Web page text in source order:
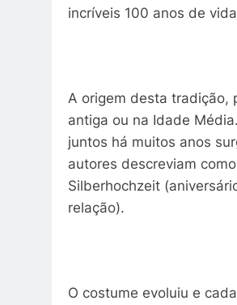
incríveis 100 anos de
A origem desta tradição,
antiga ou na Idade
juntos há muitos anos
autores descreviam
Silberhochzeit
relação).
O costume evoluiu e